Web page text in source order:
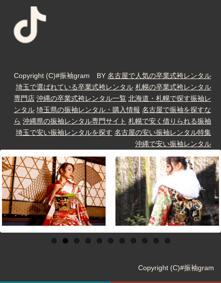
Copyright (C)#振袖gram BY 名古屋で人気の卒業式袴レンタル
埼玉で選ばれている卒業式袴レンタル 札幌の卒業式袴レンタル
専門店 沖縄の卒業式袴レンタル一覧 北海道・札幌で探す振袖レ
ンタル 埼玉県の振袖レンタル・購入情報 名古屋で振袖を探すな
ら 沖縄県の振袖レンタル専門サイト 札幌で安く借りられる振袖
埼玉で安い振袖レンタルを探す 名古屋の安い振袖レンタル特集
沖縄で安い振袖レンタル
Copyright (C)#振袖gram